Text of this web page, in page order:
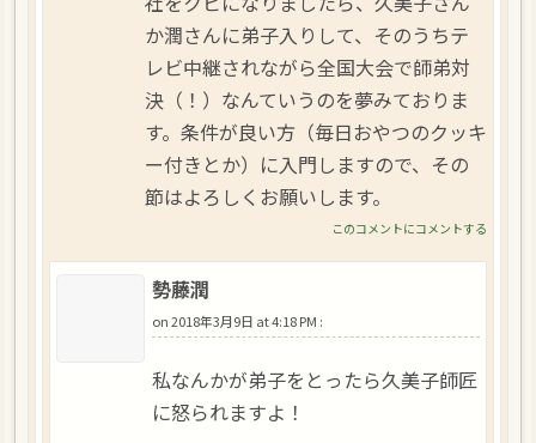
か潤さんに弟子入りして、そのうちテ
レビ中継されながら全国大会で師弟対
決（！）なんていうのを夢みておりま
す。条件が良い方（毎日おやつのクッキ
ー付きとか）に入門しますので、その
節はよろしくお願いします。
このコメントにコメントする
勢藤潤
on2018年3月9日 at 4:18 PM :
私なんかが弟子をとったら久美子師匠
に怒られますよ！